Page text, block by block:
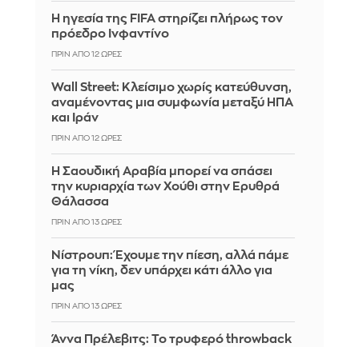
Η ηγεσία της FIFA στηρίζει πλήρως τον
πρόεδρο Ινφαντίνο
ΠΡΙΝ ΑΠΌ 12 ΏΡΕΣ
Wall Street: Κλείσιμο χωρίς κατεύθυνση,
αναμένοντας μια συμφωνία μεταξύ ΗΠΑ
και Ιράν
ΠΡΙΝ ΑΠΌ 12 ΏΡΕΣ
Η Σαουδική Αραβία μπορεί να σπάσει
την κυριαρχία των Χούθι στην Ερυθρά
Θάλασσα
ΠΡΙΝ ΑΠΌ 13 ΏΡΕΣ
Νίστρουπ: Έχουμε την πίεση, αλλά πάμε
για τη νίκη, δεν υπάρχει κάτι άλλο για
μας
ΠΡΙΝ ΑΠΌ 13 ΏΡΕΣ
Άννα Πρέλεβιτς: Το τρυφερό throwback